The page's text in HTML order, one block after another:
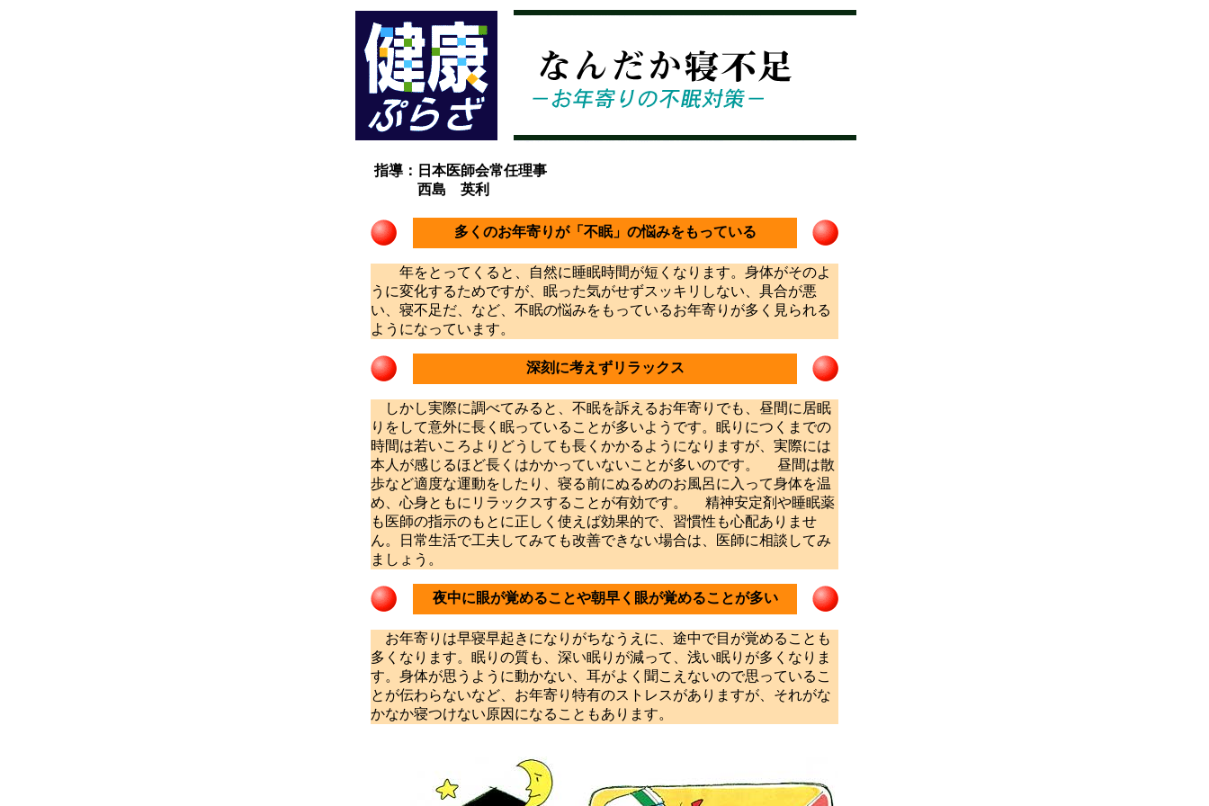
指導：日本医師会常任理事
西島 英利
多くのお年寄りが「不眠」の悩みをもっている
年をとってくると、自然に睡眠時間が短くなります。身体がそのよ
うに変化するためですが、眠った気がせずスッキリしない、具合が悪
い、寝不足だ、など、不眠の悩みをもっているお年寄りが多く見られる
ようになっています。
深刻に考えずリラックス
しかし実際に調べてみると、不眠を訴えるお年寄りでも、昼間に居眠
りをして意外に長く眠っていることが多いようです。眠りにつくまでの
時間は若いころよりどうしても長くかかるようになりますが、実際には
本人が感じるほど長くはかかっていないことが多いのです。 昼間は散
歩など適度な運動をしたり、寝る前にぬるめのお風呂に入って身体を温
め、心身ともにリラックスすることが有効です。 精神安定剤や睡眠薬
も医師の指示のもとに正しく使えば効果的で、習慣性も心配ありませ
ん。日常生活で工夫してみても改善できない場合は、医師に相談してみ
ましょう。
夜中に眼が覚めることや朝早く眼が覚めることが多い
お年寄りは早寝早起きになりがちなうえに、途中で目が覚めることも
多くなります。眠りの質も、深い眠りが減って、浅い眠りが多くなりま
す。身体が思うように動かない、耳がよく聞こえないので思っているこ
とが伝わらないなど、お年寄り特有のストレスがありますが、それがな
かなか寝つけない原因になることもあります。